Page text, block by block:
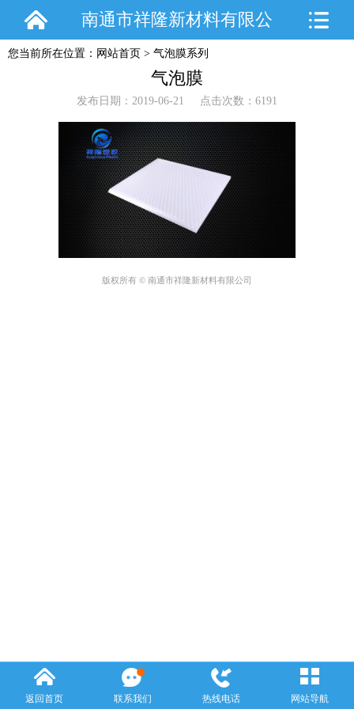
南通市祥隆新材料有限公
司
您当前所在位置： 网站首页 > 气泡膜系列
气泡膜
发布日期：2019-06-21 点击次数：6191
版权所有 © 南通市祥隆新材料有限公司
返回首页 联系我们 热线电话 网站导航